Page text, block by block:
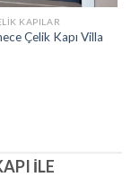
KAPILAR
Çelik Kapı Villa
İLE